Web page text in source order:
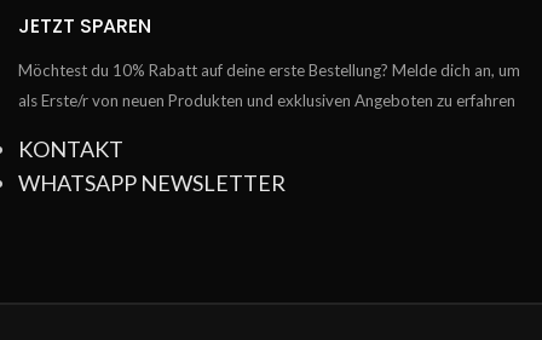
JETZT SPAREN
Möchtest du 10% Rabatt auf deine erste Bestellung? Melde dich an, um
als Erste/r von neuen Produkten und exklusiven Angeboten zu erfahren
KONTAKT
WHATSAPP NEWSLETTER